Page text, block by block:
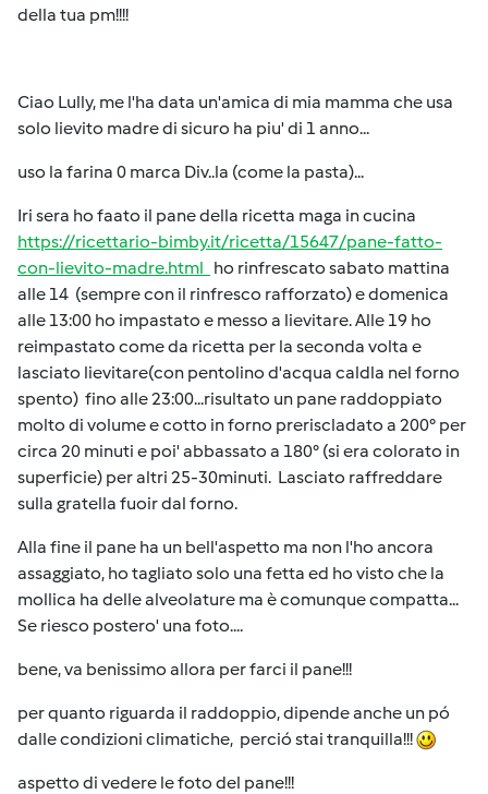
della tua pm!!!!
Ciao Lully, me l'ha data un'amica di mia mamma che usa
solo lievito madre di sicuro ha piu' di 1 anno...
uso la farina 0 marca Div..la (come la pasta)...
Iri sera ho faato il pane della ricetta maga in cucina
https://ricettario-bimby.it/ricetta/15647/pane-fatto-
con-lievito-madre.html ho rinfrescato sabato mattina
alle 14 (sempre con il rinfresco rafforzato) e domenica
alle 13:00 ho impastato e messo a lievitare. Alle 19 ho
reimpastato come da ricetta per la seconda volta e
lasciato lievitare(con pentolino d'acqua caldla nel forno
spento) fino alle 23:00...risultato un pane raddoppiato
molto di volume e cotto in forno preriscladato a 200° per
circa 20 minuti e poi' abbassato a 180° (si era colorato in
superficie) per altri 25-30minuti. Lasciato raffreddare
sulla gratella fuoir dal forno.
Alla fine il pane ha un bell'aspetto ma non l'ho ancora
assaggiato, ho tagliato solo una fetta ed ho visto che la
mollica ha delle alveolature ma è comunque compatta...
Se riesco postero' una foto....
bene, va benissimo allora per farci il pane!!!
per quanto riguarda il raddoppio, dipende anche un pó
dalle condizioni climatiche, perció stai tranquilla!!!
aspetto di vedere le foto del pane!!!